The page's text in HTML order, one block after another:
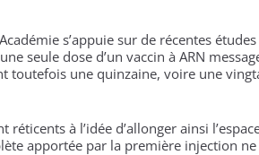
s’appuie sur de récentes
seule dose d’un vaccin à ARN
toutefois une quinzaine, voire une
à l’idée d’allonger ainsi
apportée par la première injection ne